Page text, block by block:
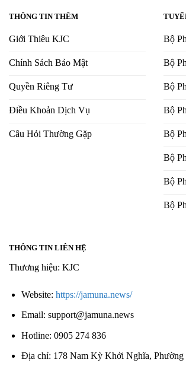
THÔNG TIN THÊM
Giới Thiêu KJC
Chính Sách Bảo Mật
Quyền Riêng Tư
Điều Khoản Dịch Vụ
Câu Hỏi Thường Gặp
Bộ
Bộ
Bộ
Bộ
Bộ
Bộ
Bộ
Bộ
THÔNG TIN LIÊN HỆ
Thương hiệu: KJC
Website: https://jamuna.news/
Email: support@jamuna.news
Hotline: 0905 274 836
Địa chỉ: 178 Nam Kỳ Khởi Nghĩa, Phường